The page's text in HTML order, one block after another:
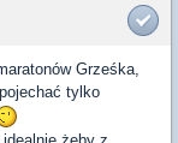
Grześka,
tylko